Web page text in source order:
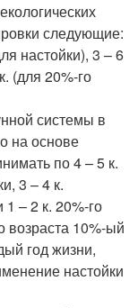
следующие:
настойки), 3 – 6
(для 20%-го
системы в
на основе
по 4 – 5 к.
3 – 4 к.
1 – 2 к. 20%-го
возраста 10%-ый
год жизни,
настойки